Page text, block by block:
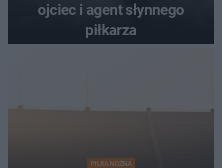
ojciec i agent słynnego
piłkarza
PIŁKA NOŻNA